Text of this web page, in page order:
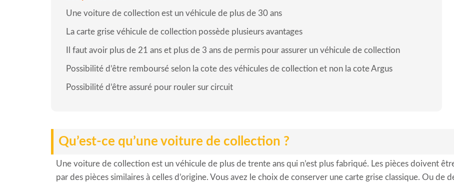
Une voiture de collection est un véhicule de plus de 30 ans
La carte grise véhicule de collection possède plusieurs avantages
Il faut avoir plus de 21 ans et plus de 3 ans de permis pour assurer un véhicule de collection
Possibilité d’être remboursé selon la cote des véhicules de collection et non la cote Argus
Possibilité d’être assuré pour rouler sur circuit
Qu’est-ce qu’une voiture de collection ?
Une voiture de collection est un véhicule de plus de trente ans qui n’est plus fabriqué. Les pièces doivent
par des pièces similaires à celles d’origine. Vous avez le choix de conserver une carte grise classique. Ou de